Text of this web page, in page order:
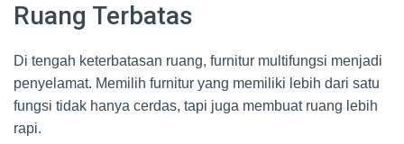
Ruang Terbatas
Di tengah keterbatasan ruang, furnitur multifungsi menjadi
penyelamat. Memilih furnitur yang memiliki lebih dari satu
fungsi tidak hanya cerdas, tapi juga membuat ruang lebih
rapi.